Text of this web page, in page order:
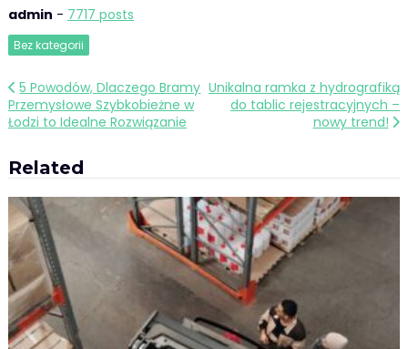
admin - 7717 posts
Bez kategorii
Nawigacja
wpisu
5 Powodów, Dlaczego Bramy
Przemysłowe Szybkobieżne w
Łodzi to Idealne Rozwiązanie
Unikalna ramka z hydrografiką
do tablic rejestracyjnych –
nowy trend!
Related